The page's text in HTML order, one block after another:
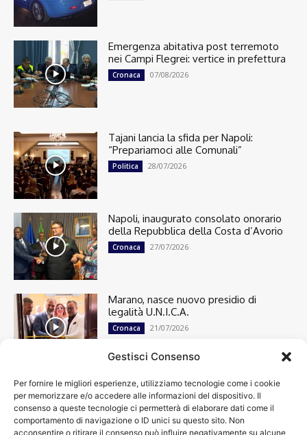
Gestisci Consenso
Per fornire le migliori esperienze, utilizziamo tecnologie come i cookie
per memorizzare e/o accedere alle informazioni del dispositivo. Il
consenso a queste tecnologie ci permetterà di elaborare dati come il
comportamento di navigazione o ID unici su questo sito. Non
acconsentire o ritirare il consenso può influire negativamente su alcune
Emergenza abitativa post terremoto
nei Campi Flegrei: vertice in prefettura
Cronaca 07/08/2026
Tajani lancia la sfida per Napoli:
“Prepariamoci alle Comunali”
Politica 28/07/2026
Napoli, inaugurato consolato onorario
della Repubblica della Costa d’Avorio
Cronaca 27/07/2026
Marano, nasce nuovo presidio di
legalità U.N.I.C.A.
Cronaca 21/07/2026
Cronaca
13501
Attualità
7305
top